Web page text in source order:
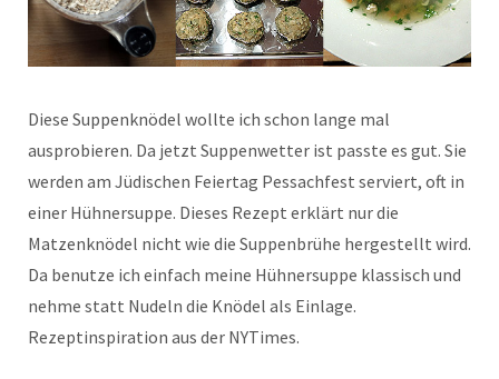
Diese Suppenknödel wollte ich schon lange mal
ausprobieren. Da jetzt Suppenwetter ist passte es gut. Sie
werden am Jüdischen Feiertag Pessachfest serviert, oft in
einer Hühnersuppe. Dieses Rezept erklärt nur die
Matzenknödel nicht wie die Suppenbrühe hergestellt wird.
Da benutze ich einfach meine Hühnersuppe klassisch und
nehme statt Nudeln die Knödel als Einlage.
Rezeptinspiration aus der NYTimes.